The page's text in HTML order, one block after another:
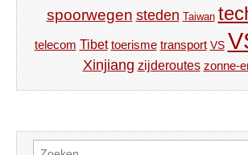
spoorwegen steden Taiwan
telecom Tibet toerisme transport VS
Xinjiang zijderoutes zonne-
Zoeken